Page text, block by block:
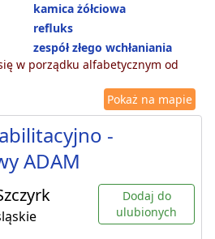
kamica żółciowa
refluks
zespół złego wchłaniania
w porządku alfabetycznym od
Pokaż na mapie
-
ADAM
Dodaj do
ulubionych